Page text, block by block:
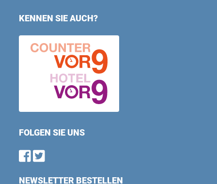
KENNEN SIE AUCH?
FOLGEN SIE UNS
Find us on Facebook
Follow us on Twitter
NEWSLETTER BESTELLEN